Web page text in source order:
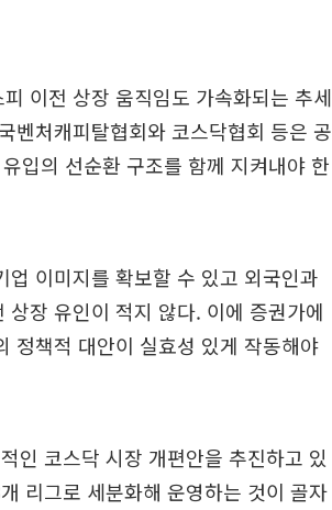
이전 상장 움직임도 가속화되는 추세
벤처캐피탈협회와 코스닥협회 등은 공
입의 선순환 구조를 함께 지켜내야 한
이미지를 확보할 수 있고 외국인과
장 유인이 적지 않다. 이에 증권가에
정책적 대안이 실효성 있게 작동해야
인 코스닥 시장 개편안을 추진하고 있
리그로 세분화해 운영하는 것이 골자